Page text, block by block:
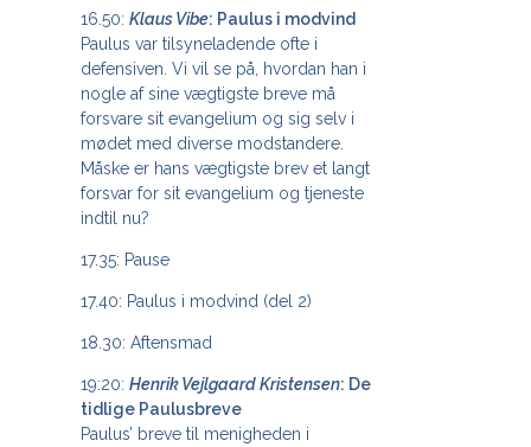
16.50: Klaus Vibe: Paulus i modvind
Paulus var tilsyneladende ofte i
defensiven. Vi vil se på, hvordan han i
nogle af sine vægtigste breve må
forsvare sit evangelium og sig selv i
mødet med diverse modstandere.
Måske er hans vægtigste brev et langt
forsvar for sit evangelium og tjeneste
indtil nu?
17.35: Pause
17.40: Paulus i modvind (del 2)
18.30: Aftensmad
19:20: Henrik Vejlgaard Kristensen: De
tidlige Paulusbreve
Paulus’ breve til menigheden i